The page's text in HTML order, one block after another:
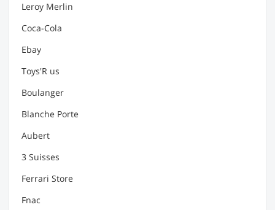
Leroy Merlin
Coca-Cola
Ebay
Toys'R us
Boulanger
Blanche Porte
Aubert
3 Suisses
Ferrari Store
Fnac